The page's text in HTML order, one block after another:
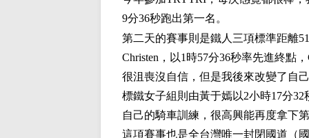
9分36秒跑出第一名。
第二天的賽事則是鐵人三項標準距離
Christen，以1時57分36秒率先進終點
很沮喪沒自信，但是我後來改變了自
標鐵女子組則由黃于嫣以2小時17分
自己的騎車訓練，很高興能再度拿下
這項賽事也是全台灣唯一封閉國道（